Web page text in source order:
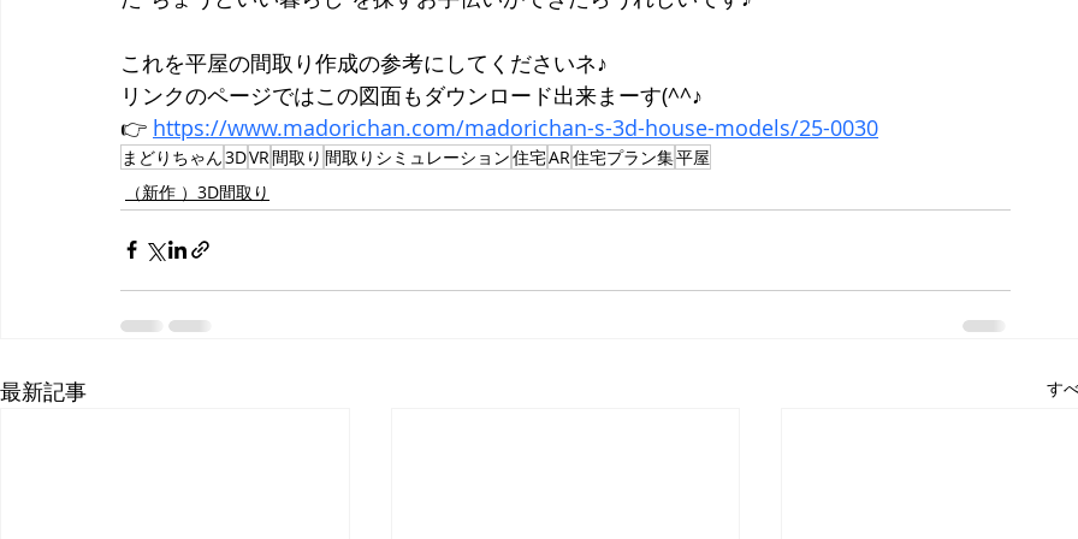
これを平屋の間取り作成の参考にしてくださいネ♪
リンクのページではこの図面もダウンロード出来まーす(^^♪
👉 https://www.madorichan.com/madorichan-s-3d-house-models/25-0030
まどりちゃん3DVR間取り 間取りシミュレーション住宅AR住宅プラン集平屋
（新作 ）3D間取り
最新記事 す